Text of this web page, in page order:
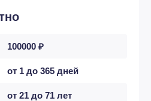
100000 ₽
от 1 до 365 дней
от 21 до 71 лет